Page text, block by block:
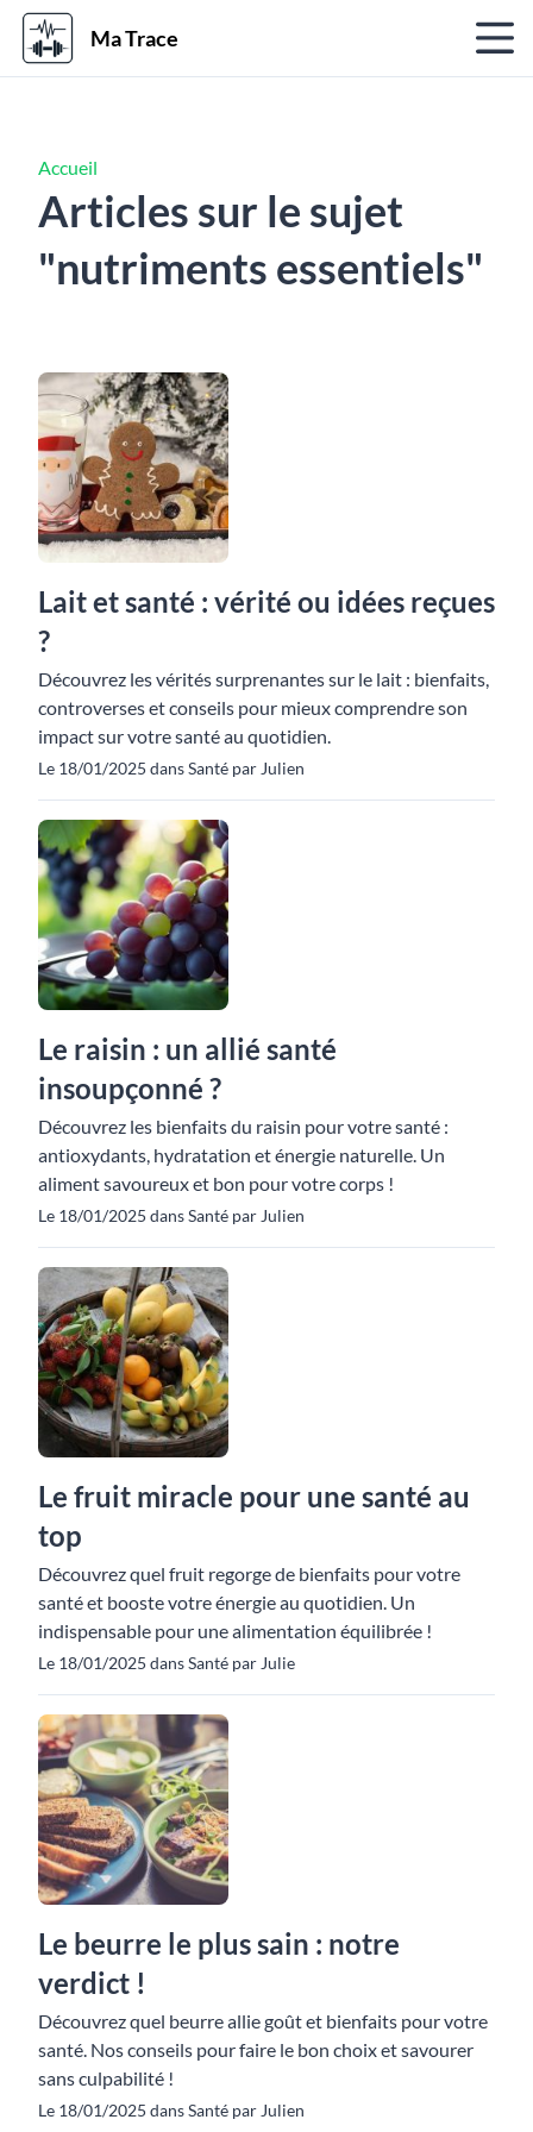
Ma Trace
Accueil
Articles sur le sujet
"nutriments essentiels"
Lait et santé : vérité ou idées reçues
?
Découvrez les vérités surprenantes sur le lait : bienfaits,
controverses et conseils pour mieux comprendre son
impact sur votre santé au quotidien.
Le 18/01/2025 dans Santé par Julien
Le raisin : un allié santé
insoupçonné ?
Découvrez les bienfaits du raisin pour votre santé :
antioxydants, hydratation et énergie naturelle. Un
aliment savoureux et bon pour votre corps !
Le 18/01/2025 dans Santé par Julien
Le fruit miracle pour une santé au
top
Découvrez quel fruit regorge de bienfaits pour votre
santé et booste votre énergie au quotidien. Un
indispensable pour une alimentation équilibrée !
Le 18/01/2025 dans Santé par Julie
Le beurre le plus sain : notre
verdict !
Découvrez quel beurre allie goût et bienfaits pour votre
santé. Nos conseils pour faire le bon choix et savourer
sans culpabilité !
Le 18/01/2025 dans Santé par Julien